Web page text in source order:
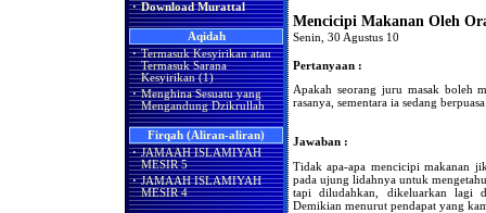
· Download Murattal
Aqidah
· Termasuk Kesyirikan atau
Termasuk Sarana
Kesyirikan (1)
· Menghina Sesuatu yang
Mengandung Dzikrullah
Firqah (Aliran-aliran)
· JAMAAH ISLAMIYAH
MESIR 5
· JAMAAH ISLAMIYAH
MESIR 4
Mencicipi Makanan Oleh
Senin, 30 Agustus 10
Pertanyaan :
Apakah seorang juru masak boleh
rasanya, sementara ia sedang
Jawaban :
Tidak apa-apa mencicipi makanan
pada ujung lidahnya untuk
tapi diludahkan, dikeluarkan lagi
Demikian menurut pendapat yang